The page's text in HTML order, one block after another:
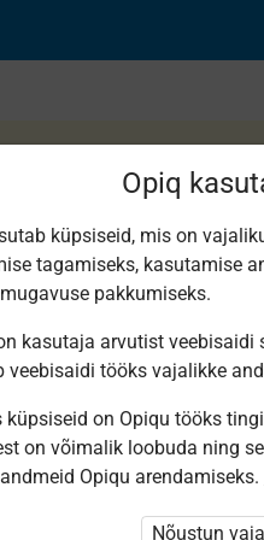
2
ole Opiqusse sisse logitud.
Õpilastele saab
Opiq
küpsiseid, mis on
tagamiseks, kasutamise
pakkumiseks.
kasutaja arvutist veebisaidi
veebisaidi tööks vajalikke
küpsiseid on Opiqu tööks
on võimalik loobuda ning
Opiqu arendamiseks.
Nõustun